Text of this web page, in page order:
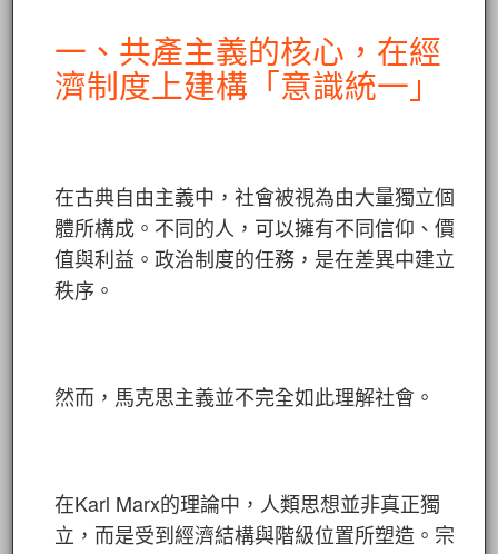
一、共產主義的核心，在經
濟制度上建構「意識統一」
在古典自由主義中，社會被視為由大量獨立個
體所構成。不同的人，可以擁有不同信仰、價
值與利益。政治制度的任務，是在差異中建立
秩序。
然而，馬克思主義並不完全如此理解社會。
在Karl Marx的理論中，人類思想並非真正獨
立，而是受到經濟結構與階級位置所塑造。宗